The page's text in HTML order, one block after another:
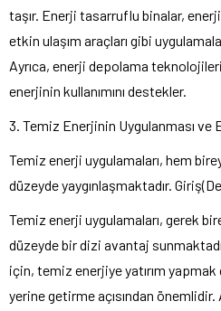
taşır. Enerji tasarruflu binalar,
etkin ulaşım araçları gibi
Ayrıca, enerji depolama
enerjinin kullanımını destekler.
3. Temiz Enerjinin Uygulanması
Temiz enerji uygulamaları, hem
düzeyde yaygınlaşmaktadır.
Temiz enerji uygulamaları, gerek
düzeyde bir dizi avantaj
için, temiz enerjiye yatırım yapmak
yerine getirme açısından